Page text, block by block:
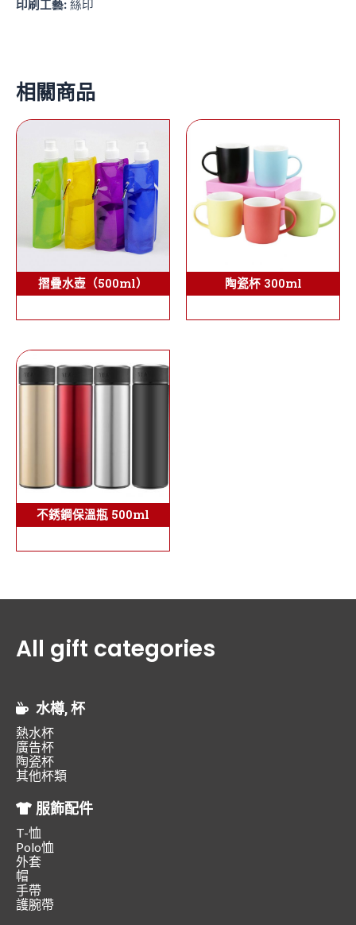
印刷工藝: 絲印
相關商品
摺疊水壺（500ml） 陶瓷杯 300ml
不銹鋼保溫瓶 500ml
All gift categories
水樽, 杯
熱水杯
廣告杯
陶瓷杯
其他杯類
服飾配件
T-恤
Polo恤
外套
帽
手帶
護腕帶